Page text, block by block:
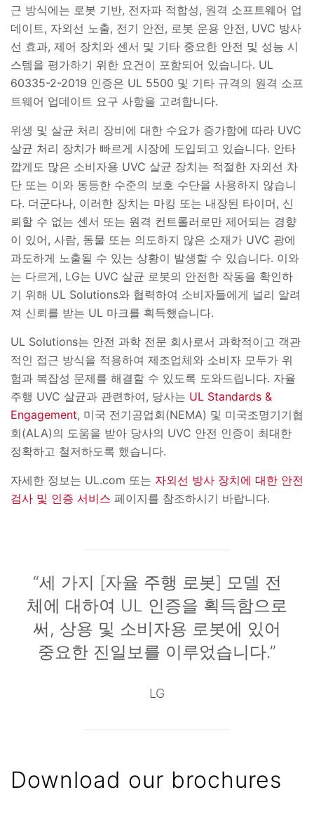
근 방식에는 로봇 기반, 전자파 적합성, 원격 소프트웨어 업
데이트, 자외선 노출, 전기 안전, 로봇 운용 안전, UVC 방사
선 효과, 제어 장치와 센서 및 기타 중요한 안전 및 성능 시
스템을 평가하기 위한 요건이 포함되어 있습니다. UL
60335-2-2019 인증은 UL 5500 및 기타 규격의 원격 소프
트웨어 업데이트 요구 사항을 고려합니다.
위생 및 살균 처리 장비에 대한 수요가 증가함에 따라 UVC
살균 처리 장치가 빠르게 시장에 도입되고 있습니다. 안타
깝게도 많은 소비자용 UVC 살균 장치는 적절한 자외선 차
단 또는 이와 동등한 수준의 보호 수단을 사용하지 않습니
다. 더군다나, 이러한 장치는 마킹 또는 내장된 타이머, 신
뢰할 수 없는 센서 또는 원격 컨트롤러로만 제어되는 경향
이 있어, 사람, 동물 또는 의도하지 않은 소재가 UVC 광에
과도하게 노출될 수 있는 상황이 발생할 수 있습니다. 이와
는 다르게, LG는 UVC 살균 로봇의 안전한 작동을 확인하
기 위해 UL Solutions와 협력하여 소비자들에게 널리 알려
져 신뢰를 받는 UL 마크를 획득했습니다.
UL Solutions는 안전 과학 전문 회사로서 과학적이고 객관
적인 접근 방식을 적용하여 제조업체와 소비자 모두가 위
험과 복잡성 문제를 해결할 수 있도록 도와드립니다. 자율
주행 UVC 살균과 관련하여, 당사는 UL Standards &
Engagement, 미국 전기공업회(NEMA) 및 미국조명기기협
회(ALA)의 도움을 받아 당사의 UVC 안전 인증이 최대한
정확하고 철저하도록 했습니다.
자세한 정보는 UL.com 또는 자외선 방사 장치에 대한 안전
검사 및 인증 서비스 페이지를 참조하시기 바랍니다.
“세 가지 [자율 주행 로봇] 모델 전
체에 대하여 UL 인증을 획득함으로
써, 상용 및 소비자용 로봇에 있어
중요한 진일보를 이루었습니다.”
LG
Download our brochures